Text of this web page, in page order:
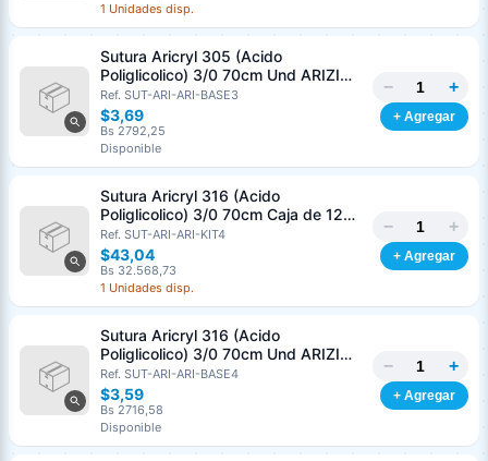
1 Unidades disp.
Sutura Aricryl 305 (Acido
Poliglicolico) 3/0 70cm Und ARIZI
Aguja de 1/2 Circulo Punta Conica
17mm
Ref. SUT-ARI-ARI-BASE3
$3,69
Bs 2792,25
Disponible
− +
+ Agregar
Sutura Aricryl 316 (Acido
Poliglicolico) 3/0 70cm Caja de 12
Unds ARIZI Aguja de 1/2 Circulo
Punta Conica 26mm
Ref. SUT-ARI-ARI-KIT4
$43,04
Bs 32.568,73
1 Unidades disp.
− +
+ Agregar
Sutura Aricryl 316 (Acido
Poliglicolico) 3/0 70cm Und ARIZI
Aguja de 1/2 Circulo Punta Conica
26mm
Ref. SUT-ARI-ARI-BASE4
$3,59
Bs 2716,58
Disponible
− +
+ Agregar